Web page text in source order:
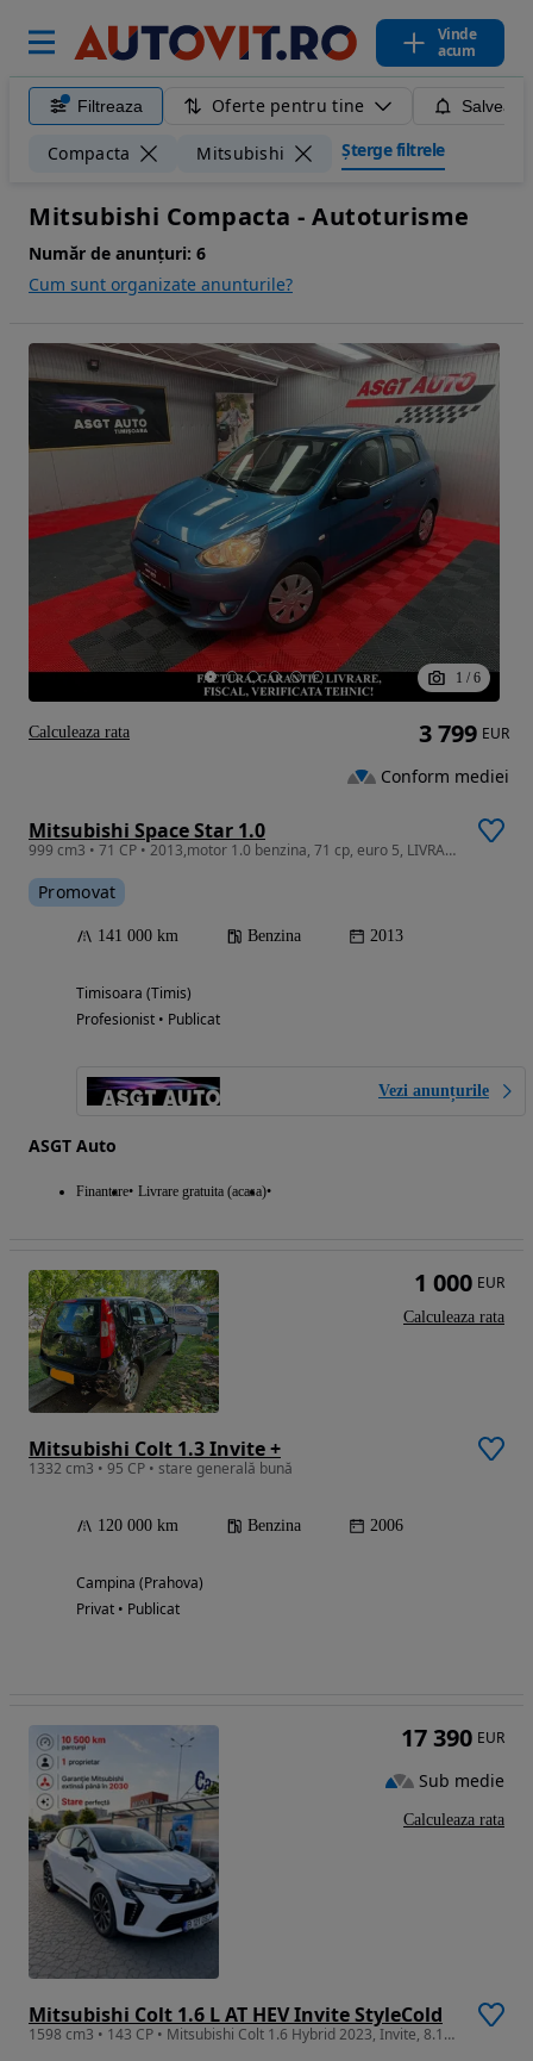
Vinde
acum
Filtreaza Oferte pentru tine
Compacta Mitsubishi Șterge filtrele
Mitsubishi Compacta - Autoturisme
Număr de anunțuri: 6
Cum sunt organizate anunturile?
1 / 6
Mitsubishi Space Star 1.0
999 cm3 • 71 CP • 2013,motor 1.0 benzina, 71 cp, euro 5, LIVRARE GRATUITA, GARANTIE
Promovat
141 000 km Benzina 2013
Timisoara (Timis)
Profesionist • Publicat
Vezi anunțurile
ASGT Auto
Finantare Livrare gratuita (acasa)
3 799 EUR
Conform mediei
Calculeaza rata
Mitsubishi Colt 1.3 Invite +
1332 cm3 • 95 CP • stare generală bună
120 000 km Benzina 2006
Campina (Prahova)
Privat • Publicat
1 000 EUR
Calculeaza rata
Mitsubishi Colt 1.6 L AT HEV Invite StyleCold
1598 cm3 • 143 CP • Mitsubishi Colt 1.6 Hybrid 2023, Invite, 8.190 km, unic proprietar
17 390 EUR
Sub medie
Calculeaza rata